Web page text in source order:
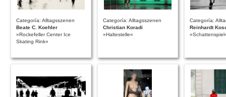
Categoría: Alltagsszenen
Beate C. Koehler
»Rockefeller Center Ice
Skating Rink«
Categoría: Alltagsszenen
Christian Koradi
»Haltestelle«
Categoría:
Reinhardt